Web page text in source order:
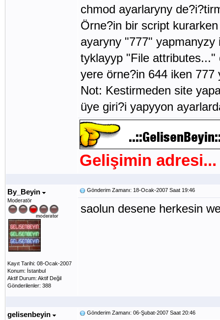
chmod ayarlaryny
Örne?in bir script
ayaryny "777"
tyklayyp "File attributes..."
yere örne?in 644 iken
Not: Kestirmeden site
üye giri?i yapyyon
Gelişimin adresi...
By_Beyin
Moderatör
Kayıt Tarihi: 08-Ocak-2007
Konum: İstanbul
Aktif Durum: Aktif Değil
Gönderilenler: 388
Gönderim Zamanı: 18-Ocak-2007 Saat 19:46
saolun desene herkesin
gelisenbeyin Gönderim Zamanı: 06-Şubat-2007 Saat 20:46